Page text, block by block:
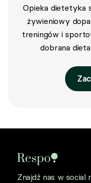
Opieka dietetyka
żywieniowy
treningów i
dobrana
Znajdź nas w social